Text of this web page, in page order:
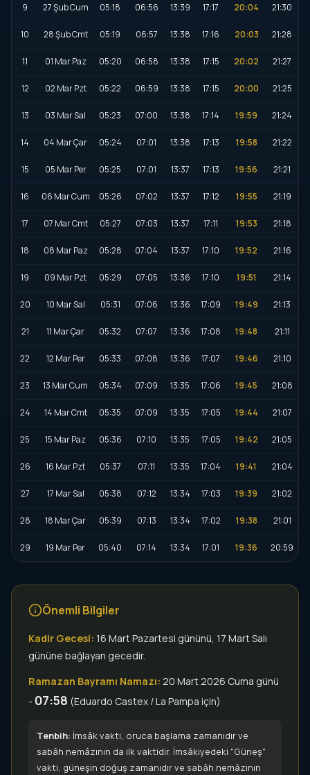
9 27 Şub Cum 05:18 06:56 13:39 17:17 20:04 21:30
10 28 Şub Cmt 05:19 06:57 13:38 17:16 20:03 21:28
11 01 Mar Paz 05:20 06:58 13:38 17:15 20:02 21:27
12 02 Mar Pzt 05:22 06:59 13:38 17:15 20:00 21:25
13 03 Mar Sal 05:23 07:00 13:38 17:14 19:59 21:24
14 04 Mar Çar 05:24 07:01 13:38 17:13 19:58 21:22
15 05 Mar Per 05:25 07:01 13:37 17:13 19:56 21:21
16 06 Mar Cum 05:26 07:02 13:37 17:12 19:55 21:19
17 07 Mar Cmt 05:27 07:03 13:37 17:11 19:53 21:18
18 08 Mar Paz 05:28 07:04 13:37 17:10 19:52 21:16
19 09 Mar Pzt 05:29 07:05 13:36 17:10 19:51 21:14
20 10 Mar Sal 05:31 07:06 13:36 17:09 19:49 21:13
21 11 Mar Çar 05:32 07:07 13:36 17:08 19:48 21:11
22 12 Mar Per 05:33 07:08 13:36 17:07 19:46 21:10
23 13 Mar Cum 05:34 07:09 13:35 17:06 19:45 21:08
24 14 Mar Cmt 05:35 07:09 13:35 17:05 19:44 21:07
25 15 Mar Paz 05:36 07:10 13:35 17:05 19:42 21:05
26 16 Mar Pzt 05:37 07:11 13:35 17:04 19:41 21:04
27 17 Mar Sal 05:38 07:12 13:34 17:03 19:39 21:02
28 18 Mar Çar 05:39 07:13 13:34 17:02 19:38 21:01
29 19 Mar Per 05:40 07:14 13:34 17:01 19:36 20:59
Önemli Bilgiler
Kadir Gecesi: 16 Mart Pazartesi gününü, 17 Mart Salı
gününe bağlayan gecedir.
Ramazan Bayramı Namazı: 20 Mart 2026 Cuma günü
- 07:58 (Eduardo Castex / La Pampa için)
Tenbih: İmsâk vakti, oruca başlama zamanıdır ve
sabâh nemâzının da ilk vaktidir. İmsâkiyedeki "Güneş"
vakti, güneşin doğuş zamanıdır ve sabâh nemâzının